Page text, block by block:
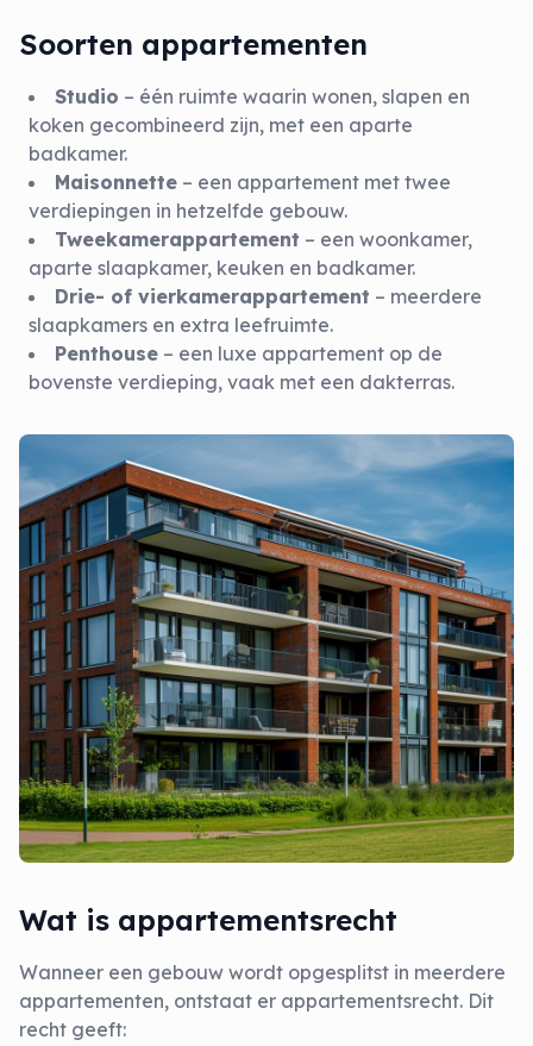
Soorten appartementen
Studio – één ruimte waarin wonen, slapen en
koken gecombineerd zijn, met een aparte
badkamer.
Maisonnette – een appartement met twee
verdiepingen in hetzelfde gebouw.
Tweekamerappartement – een woonkamer,
aparte slaapkamer, keuken en badkamer.
Drie- of vierkamerappartement – meerdere
slaapkamers en extra leefruimte.
Penthouse – een luxe appartement op de
bovenste verdieping, vaak met een dakterras.
Wat is appartementsrecht
Wanneer een gebouw wordt opgesplitst in meerdere
appartementen, ontstaat er appartementsrecht. Dit
recht geeft: